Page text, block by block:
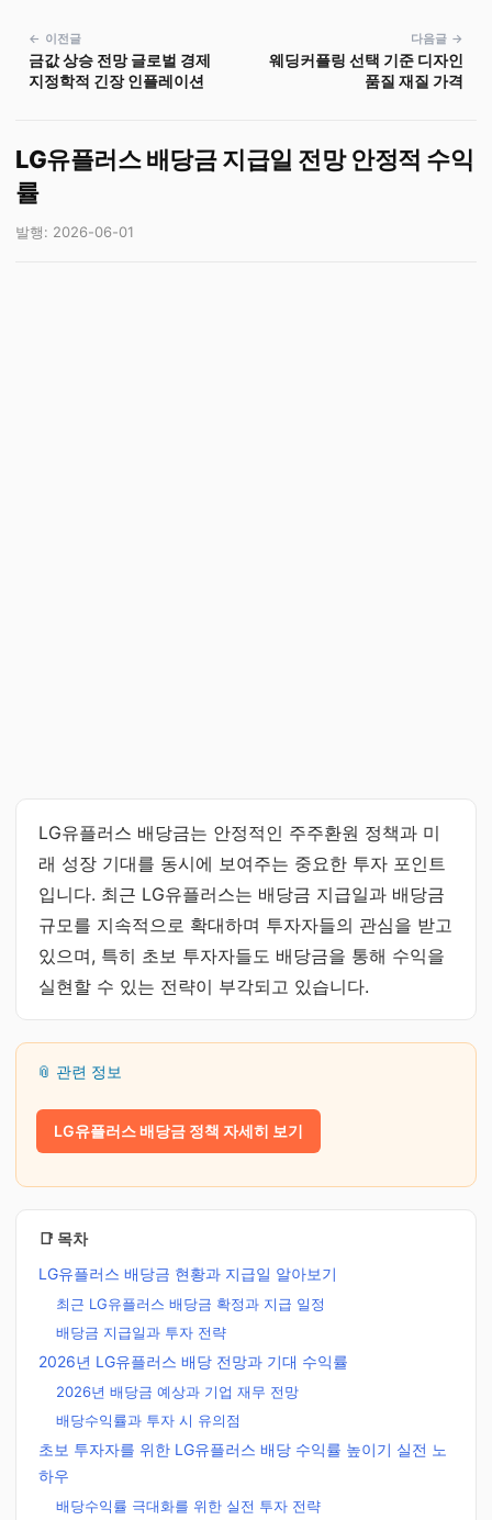
← 이전글
금값 상승 전망 글로벌 경제
지정학적 긴장 인플레이션
다음글 →
웨딩커플링 선택 기준 디자인
품질 재질 가격
LG유플러스 배당금 지급일 전망 안정적 수익
률
발행: 2026-06-01
LG유플러스 배당금는 안정적인 주주환원 정책과 미
래 성장 기대를 동시에 보여주는 중요한 투자 포인트
입니다. 최근 LG유플러스는 배당금 지급일과 배당금
규모를 지속적으로 확대하며 투자자들의 관심을 받고
있으며, 특히 초보 투자자들도 배당금을 통해 수익을
실현할 수 있는 전략이 부각되고 있습니다.
📎 관련 정보
LG유플러스 배당금 정책 자세히 보기
📑 목차
LG유플러스 배당금 현황과 지급일 알아보기
최근 LG유플러스 배당금 확정과 지급 일정
배당금 지급일과 투자 전략
2026년 LG유플러스 배당 전망과 기대 수익률
2026년 배당금 예상과 기업 재무 전망
배당수익률과 투자 시 유의점
초보 투자자를 위한 LG유플러스 배당 수익률 높이기 실전 노
하우
배당수익률 극대화를 위한 실전 투자 전략